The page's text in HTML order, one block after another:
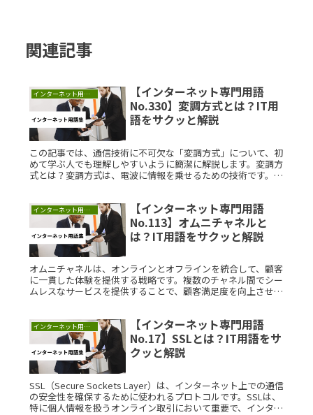
関連記事
インターネット用語集
【インターネット専門用語
No.330】変調方式とは？IT用
語をサクッと解説
この記事では、通信技術に不可欠な「変調方式」について、初
めて学ぶ人でも理解しやすいように簡潔に解説します。変調方
式とは？変調方式は、電波に情報を乗せるための技術です。具
インターネット用語集
【インターネット専門用語
No.113】オムニチャネルと
は？IT用語をサクッと解説
オムニチャネルは、オンラインとオフラインを統合して、顧客
に一貫した体験を提供する戦略です。複数のチャネル間でシー
ムレスなサービスを提供することで、顧客満足度を向上させま
忠誠心を高め、リピーターを獲得できます。
インターネット用語集
【インターネット専門用語
No.17】SSLとは？IT用語をサ
クッと解説
SSL（Secure Sockets Layer）は、インターネット上での通信
の安全性を確保するために使われるプロトコルです。SSLは、
特に個人情報を扱うオンライン取引において重要で、インター